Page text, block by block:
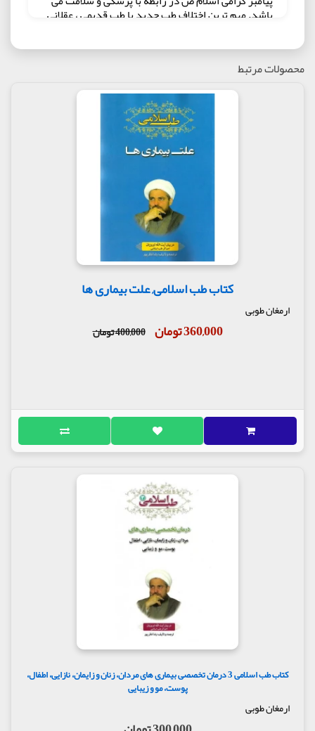
باشد. مهم ترین اختلاف طب جدید با طب قدیمی ، عقلانى
از تجربه ی خود استفاده مى کردند اما به نحوى قانونمند
و مستدل ، مطالب پزشکى خود را تنظیم مى کردند ، و این
یکی از ویژگی های برتر طب سنتی بوده است .
مولف : دکتر محمد جواد واعظی
ناشر : انتشارات عطش
محصولات مرتبط
کتاب طب اسلامی, علت بیماری ها
ارمغان طوبی
360,000 تومان 400,000 تومان
کتاب طب اسلامی 3 درمان تخصصی بیماری های مردان، زنان و زایمان، نازایی، اطفال،
پوست، مو و زیبایی
ارمغان طوبی